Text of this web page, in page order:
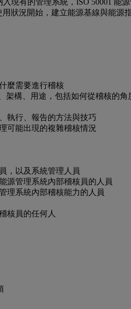
現有的管理系統，ISO 50001 能
狀況開始，建立能源基線與能
麼需要進行稽核
架構、用途，包括如何從稽核的
執行、報告的方法與技巧
可能出現的複雜稽核情況
，以及系統管理人員
源管理系統內部稽核員的人員
理系統內部稽核能力的人員
核員的任何人